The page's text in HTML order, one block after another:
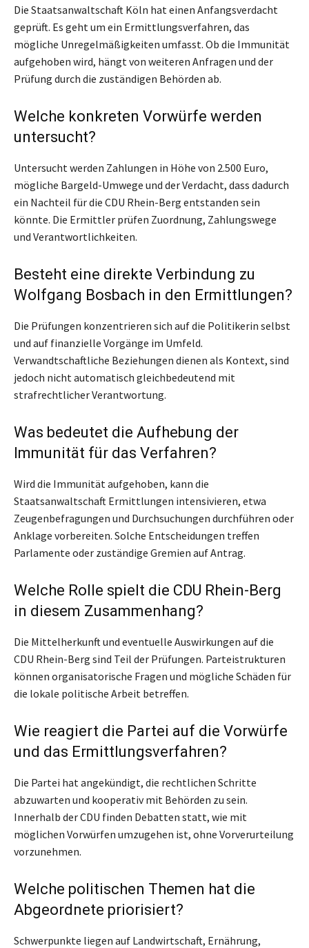
Die Staatsanwaltschaft Köln hat einen Anfangsverdacht
geprüft. Es geht um ein Ermittlungsverfahren, das
mögliche Unregelmäßigkeiten umfasst. Ob die Immunität
aufgehoben wird, hängt von weiteren Anfragen und der
Prüfung durch die zuständigen Behörden ab.
Welche konkreten Vorwürfe werden
untersucht?
Untersucht werden Zahlungen in Höhe von 2.500 Euro,
mögliche Bargeld-Umwege und der Verdacht, dass dadurch
ein Nachteil für die CDU Rhein-Berg entstanden sein
könnte. Die Ermittler prüfen Zuordnung, Zahlungswege
und Verantwortlichkeiten.
Besteht eine direkte Verbindung zu
Wolfgang Bosbach in den Ermittlungen?
Die Prüfungen konzentrieren sich auf die Politikerin selbst
und auf finanzielle Vorgänge im Umfeld.
Verwandtschaftliche Beziehungen dienen als Kontext, sind
jedoch nicht automatisch gleichbedeutend mit
strafrechtlicher Verantwortung.
Was bedeutet die Aufhebung der
Immunität für das Verfahren?
Wird die Immunität aufgehoben, kann die
Staatsanwaltschaft Ermittlungen intensivieren, etwa
Zeugenbefragungen und Durchsuchungen durchführen oder
Anklage vorbereiten. Solche Entscheidungen treffen
Parlamente oder zuständige Gremien auf Antrag.
Welche Rolle spielt die CDU Rhein-Berg
in diesem Zusammenhang?
Die Mittelherkunft und eventuelle Auswirkungen auf die
CDU Rhein-Berg sind Teil der Prüfungen. Parteistrukturen
können organisatorische Fragen und mögliche Schäden für
die lokale politische Arbeit betreffen.
Wie reagiert die Partei auf die Vorwürfe
und das Ermittlungsverfahren?
Die Partei hat angekündigt, die rechtlichen Schritte
abzuwarten und kooperativ mit Behörden zu sein.
Innerhalb der CDU finden Debatten statt, wie mit
möglichen Vorwürfen umzugehen ist, ohne Vorverurteilung
vorzunehmen.
Welche politischen Themen hat die
Abgeordnete priorisiert?
Schwerpunkte liegen auf Landwirtschaft, Ernährung,